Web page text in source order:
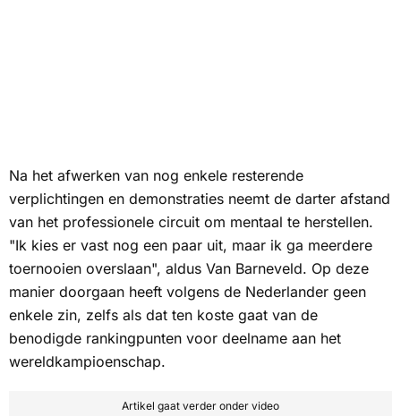
Na het afwerken van nog enkele resterende
verplichtingen en demonstraties neemt de darter afstand
van het professionele circuit om mentaal te herstellen.
"Ik kies er vast nog een paar uit, maar ik ga meerdere
toernooien overslaan", aldus Van Barneveld. Op deze
manier doorgaan heeft volgens de Nederlander geen
enkele zin, zelfs als dat ten koste gaat van de
benodigde rankingpunten voor deelname aan het
wereldkampioenschap.
Artikel gaat verder onder video